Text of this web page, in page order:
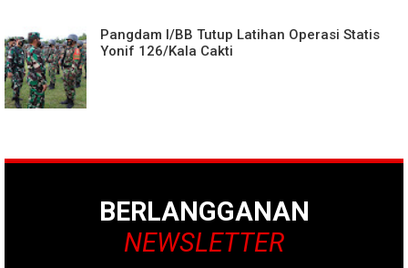
Pangdam I/BB Tutup Latihan Operasi Statis
Yonif 126/Kala Cakti
BERLANGGANAN
NEWSLETTER